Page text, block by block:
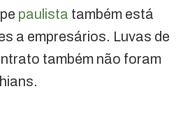
paulista também está
a empresários. Luvas de
também não foram